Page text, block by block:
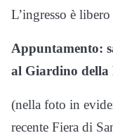
L’ingresso è
Appuntamento:
al Giardino della
(nella foto in
recente Fiera di